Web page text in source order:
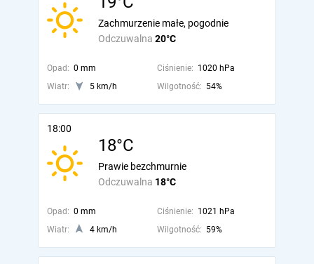
Odczuwalna 20°C
Zachmurzenie małe, pogodnie
Opad: 0 mm Ciśnienie: 1020 hPa
Wiatr:
5 km/h Wilgotność: 54%
18:00
18°C
Odczuwalna 18°C
Prawie bezchmurnie
Opad: 0 mm Ciśnienie: 1021 hPa
Wiatr:
4 km/h Wilgotność: 59%